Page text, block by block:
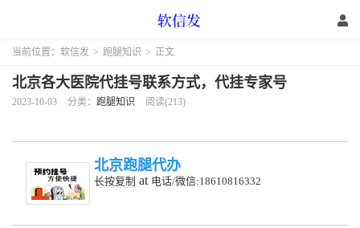
当前位置： 软信发 > 跑腿知识 > 正文
北京各大医院代挂号联系方式，代挂专家号
2023-10-03 分类： 跑腿知识 阅读(213)
北京跑腿代办
长按复制 at 电话/微信:18610816332